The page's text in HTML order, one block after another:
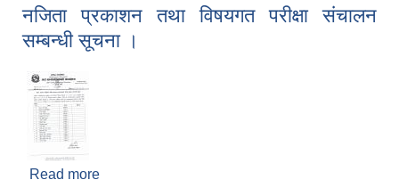
नजिता प्रकाशन तथा विषयगत परीक्षा संचालन
सम्बन्धी सूचना ।
Read more